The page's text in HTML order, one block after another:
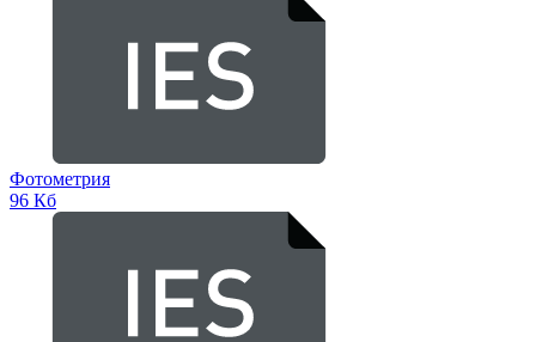
Фотометрия
96 Кб